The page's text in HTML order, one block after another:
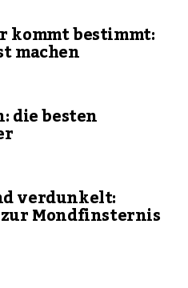
kommt bestimmt:
machen
die besten
verdunkelt:
Mondfinsternis